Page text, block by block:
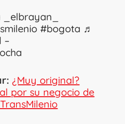
_elbrayan_
#bogota ♬
–
¿Muy original?
por su negocio de